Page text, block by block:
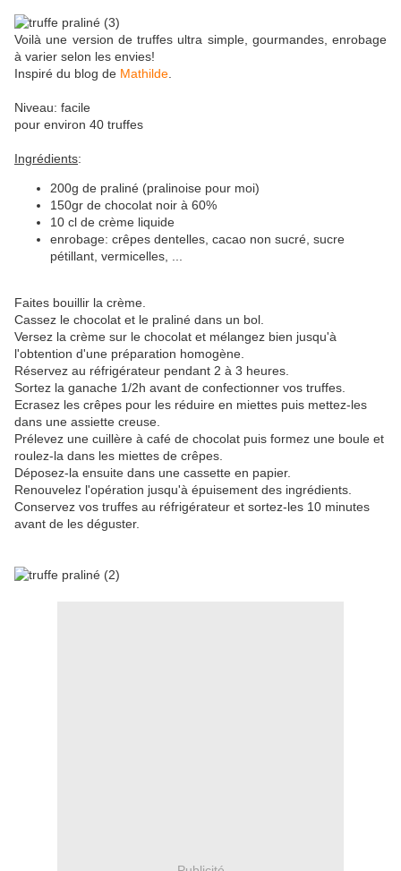
Voilà une version de truffes ultra simple, gourmandes, enrobage
à varier selon les envies!
Inspiré du blog de Mathilde
Niveau: facile
pour environ 40 truffes
Ingrédients:
200g de praliné (pralinoise pour moi)
150gr de chocolat noir à 60%
10 cl de crème liquide
enrobage: crêpes dentelles, cacao non sucré, sucre
pétillant, vermicelles, ...
Faites bouillir la crème.
Cassez le chocolat et le praliné dans un bol.
Versez la crème sur le chocolat et mélangez bien jusqu'à
l'obtention d'une préparation homogène.
Réservez au réfrigérateur pendant 2 à 3 heures.
Sortez la ganache 1/2h avant de confectionner vos truffes.
Ecrasez les crêpes pour les réduire en miettes puis mettez-les
dans une assiette creuse.
Prélevez une cuillère à café de chocolat puis formez une boule et
roulez-la dans les miettes de crêpes.
Déposez-la ensuite dans une cassette en papier.
Renouvelez l'opération jusqu'à épuisement des ingrédients.
Conservez vos truffes au réfrigérateur et sortez-les 10 minutes
avant de les déguster.